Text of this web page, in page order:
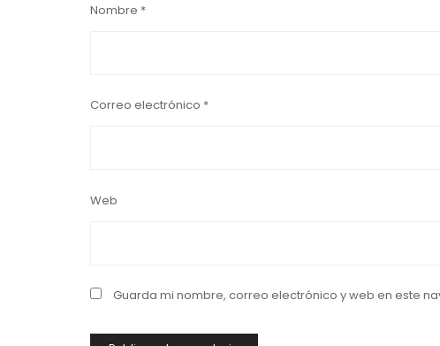
Nombre *
Correo electrónico *
Web
Guarda mi nombre, correo electrónico y web en este